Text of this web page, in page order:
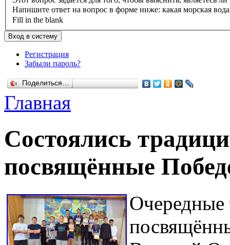
Напишите ответ на вопрос в форме ниже: какая морская
Fill in the blank
Регистрация
Забыли пароль?
Поделиться…
Главная
Состоялись
посвящённые
Очередные